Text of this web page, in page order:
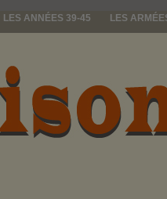
LES ANNÉES 39-45 LES